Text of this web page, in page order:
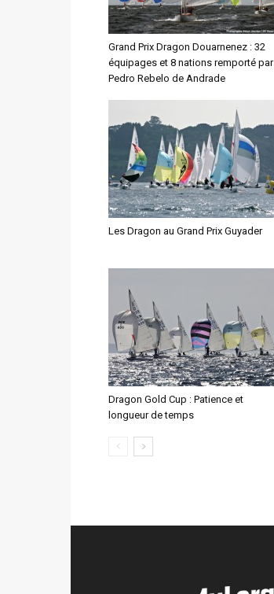
Grand Prix Dragon Douarnenez : 32
équipages et 8 nations remporté par
Pedro Rebelo de Andrade
Les Dragon au Grand Prix Guyader
Dragon Gold Cup : Patience et
longueur de temps